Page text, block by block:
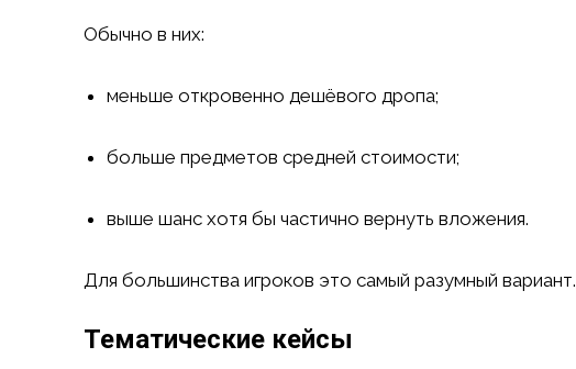
Обычно в них:
меньше откровенно дешёвого дропа;
больше предметов средней стоимости;
выше шанс хотя бы частично вернуть вложения.
Для большинства игроков это самый разумный вариант.
Тематические кейсы